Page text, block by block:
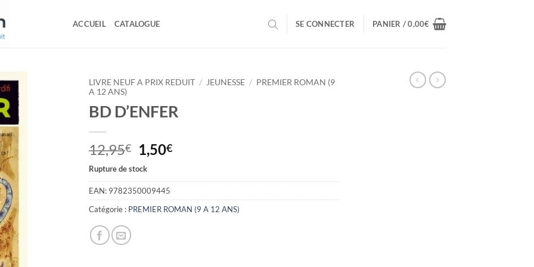
ACCUEIL CATALOGUE SE CONNECTER PANIER /0,00€
LIVRE NEUF A PRIX REDUIT / JEUNESSE / PREMIER ROMAN (9
A 12 ANS)
BD D’ENFER
12,95€
Le
prix
initial
était :
12,95€.
1,50€Le
actuel
1,50€.
Rupture de stock
EAN: 9782350009445
Catégorie : PREMIER ROMAN (9 A 12 ANS)